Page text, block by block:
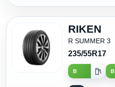
RIKEN
R SUMMER 3
235/55R17
B B